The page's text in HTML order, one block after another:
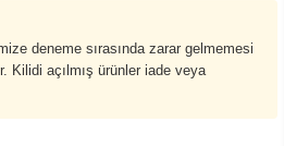
deneme sırasında zarar gelmemesi
Kilidi açılmış ürünler iade veya